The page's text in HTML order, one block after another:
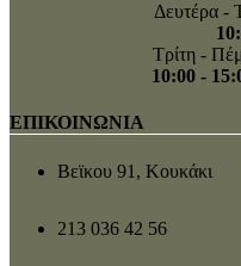
Δευτέρα -
Τρίτη -
10:00 -
ΕΠΙΚΟΙΝΩΝΙΑ
Βεϊκου 91, Κουκάκι
213 036 42 56